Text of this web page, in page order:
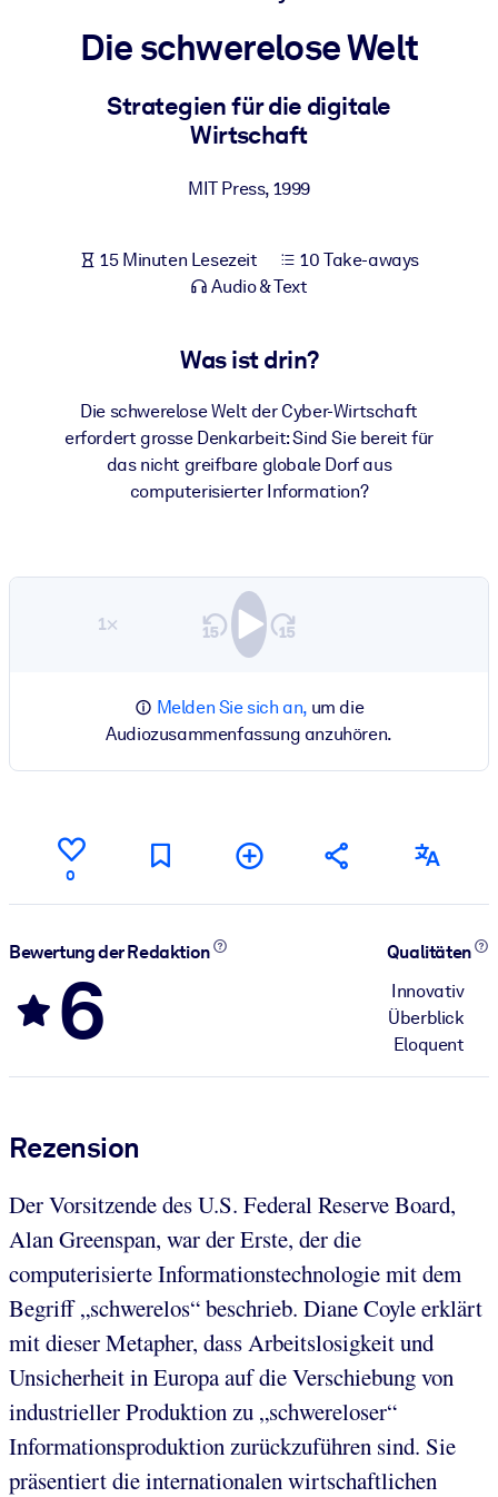
Bauen Sie eine gesunde und resiliente Belegschaft auf.
Integrieren Sie kompaktes, verifiziertes Wissen in Ihr LMS/LXP für
Für Unternehmensbibliotheken
Bereichern Sie Ihre Unternehmensbibliothek mit
Ihrer KI-Systeme zu optimieren.
Die schwerelose Welt
Strategien für die digitale
Wirtschaft
MIT Press, 1999
15 Minuten Lesezeit
10 Take-aways
Audio & Text
Was ist drin?
Die schwerelose Welt der Cyber-Wirtschaft
erfordert grosse Denkarbeit: Sind Sie bereit für
das nicht greifbare globale Dorf aus
computerisierter Information?
1×
Melden Sie sich an,um die
Audiozusammenfassung anzuhören.
0
Bewertung der Redaktion
6
Qualitäten
Innovativ
Überblick
Eloquent
Rezension
Der Vorsitzende des U.S. Federal Reserve Board,
Alan Greenspan, war der Erste, der die
computerisierte Informationstechnologie mit dem
Begriff „schwerelos“ beschrieb. Diane Coyle erklärt
mit dieser Metapher, dass Arbeitslosigkeit und
Unsicherheit in Europa auf die Verschiebung von
industrieller Produktion zu „schwereloser“
Informationsproduktion zurückzuführen sind. Sie
präsentiert die internationalen wirtschaftlichen